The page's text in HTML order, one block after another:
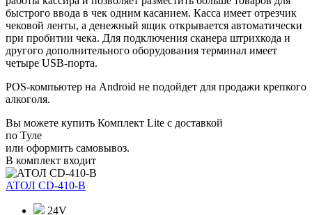
быстрого ввода в чек одним касанием. Касса имеет отрезчик
чековой ленты, а денежный ящик открывается автоматически
при пробитии чека. Для подключения сканера штрихкода и
другого дополнительного оборудования терминал имеет
четыре USB-порта.
POS-компьютер на Android не подойдет для продажи крепкого
алкоголя.
Вы можете купить Комплект Lite с доставкой
по Туле
или оформить самовывоз.
В комплект входит
АТОЛ CD-410-В
24V